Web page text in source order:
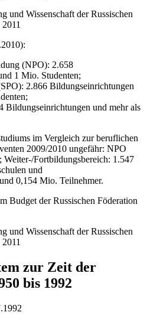
und Wissenschaft der Russischen
(NPO): 2.658
1 Mio. Studenten;
2.866 Bildungseinrichtungen
Bildungseinrichtungen und mehr als
im Vergleich zur beruflichen
2009/2010 ungefähr: NPO
Fortbildungsbereich: 1.547
und
0,154 Mio. Teilnehmer.
Budget der Russischen Föderation
und Wissenschaft der Russischen
zur Zeit der
bis 1992